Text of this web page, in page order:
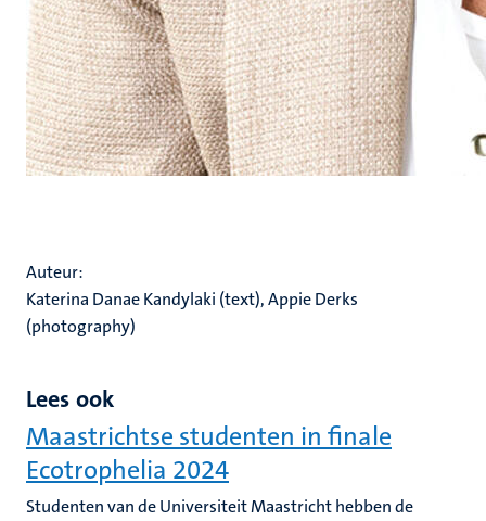
Auteur:
Katerina Danae Kandylaki (text), Appie Derks
(photography)
Lees ook
Maastrichtse studenten in finale
Ecotrophelia 2024
Studenten van de Universiteit Maastricht hebben de